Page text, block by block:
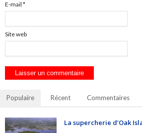
E-mail *
Site web
Populaire Récent Commentaires
La supercherie d’Oak